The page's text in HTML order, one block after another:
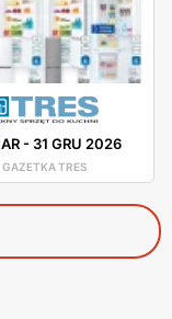
- 31 GRU 2026
GAZETKA TRES